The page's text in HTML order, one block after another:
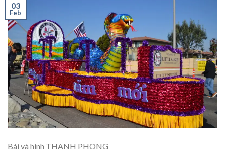
03
Feb
Bài và hình THANH PHONG